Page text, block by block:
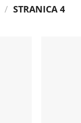
/ STRANICA 4